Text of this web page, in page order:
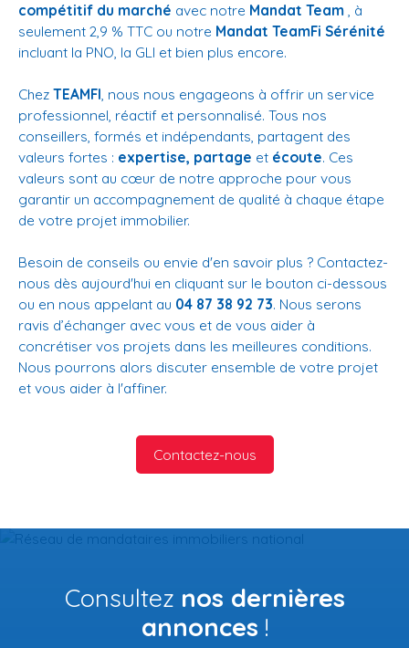
compétitif du marché avec notre Mandat Team , à
seulement 2,9 % TTC ou notre Mandat TeamFi Sérénité
incluant la PNO, la GLI et bien plus encore.
Chez TEAMFI, nous nous engageons à offrir un service
professionnel, réactif et personnalisé. Tous nos
conseillers, formés et indépendants, partagent des
valeurs fortes : expertise, partage et écoute. Ces
valeurs sont au cœur de notre approche pour vous
garantir un accompagnement de qualité à chaque étape
de votre projet immobilier.
Besoin de conseils ou envie d'en savoir plus ? Contactez-
nous dès aujourd'hui en cliquant sur le bouton ci-dessous
ou en nous appelant au 04 87 38 92 73. Nous serons
ravis d’échanger avec vous et de vous aider à
concrétiser vos projets dans les meilleures conditions.
Nous pourrons alors discuter ensemble de votre projet
et vous aider à l'affiner.
Contactez-nous
Consultez nos dernières
annonces !